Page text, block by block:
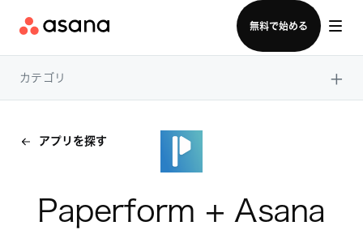
無料で始める
セールスチームに問い合わせる
カテゴリ ×
アプリを探す
Paperform + Asana